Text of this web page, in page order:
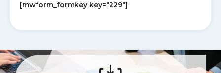
[mwform_formkey key="229"]